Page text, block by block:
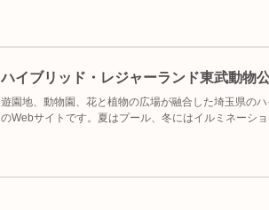
ハイブリッド・レジャーランド東武動物
遊園地、動物園、花と植物の広場が融合した埼玉県の
のWebサイトです。夏はプール、冬にはイルミネーシ